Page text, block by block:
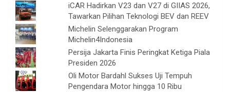
iCAR Hadirkan V23 dan V27 di GIIAS 2026,
Tawarkan Pilihan Teknologi BEV dan REEV
Michelin Selenggarakan Program
Michelin4Indonesia
Persija Jakarta Finis Peringkat Ketiga Piala
Presiden 2026
Oli Motor Bardahl Sukses Uji Tempuh
Pengendara Motor hingga 10 Ribu